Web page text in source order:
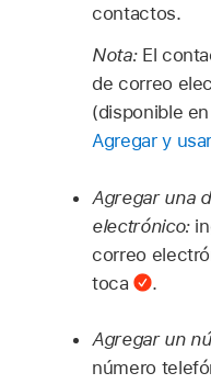
contactos.
Nota: El
de correo
(disponible
Agregar y
Agregar una
electrónico:
correo
toca
.
Agregar un
número